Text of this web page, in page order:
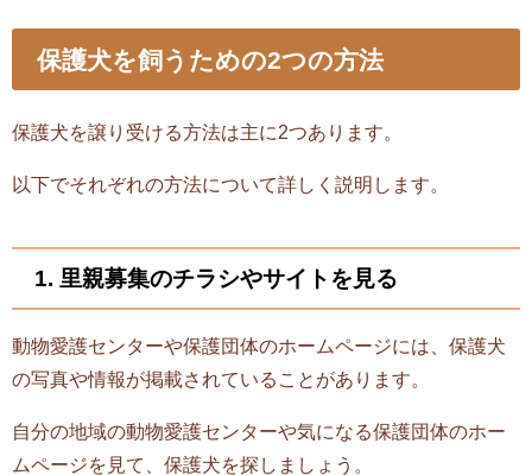
保護犬を飼うための2つの方法
保護犬を譲り受ける方法は主に2つあります。
以下でそれぞれの方法について詳しく説明します。
1. 里親募集のチラシやサイトを見る
動物愛護センターや保護団体のホームページには、保護犬
の写真や情報が掲載されていることがあります。
自分の地域の動物愛護センターや気になる保護団体のホー
ムページを見て、保護犬を探しましょう。